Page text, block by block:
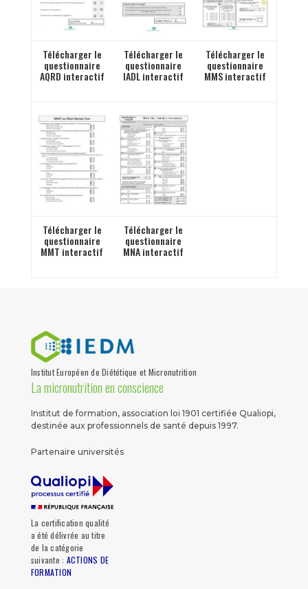
Télécharger le
questionnaire
AQRD interactif
Télécharger le
questionnaire
IADL interactif
Télécharger le
questionnaire
MMS interactif
Télécharger le
questionnaire
MMT interactif
Télécharger le
questionnaire
MNA interactif
Institut Européen de Diététique et Micronutrition
La micronutrition en conscience
Institut de formation, association loi 1901 certifiée Qualiopi,
destinée aux professionnels de santé depuis 1997.
Partenaire universités
La certification qualité
a été délivrée au titre
de la catégorie
suivante : ACTIONS DE
FORMATION